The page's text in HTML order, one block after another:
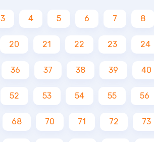
3 4 5 6 7 8
20 21 22 23 24
36 37 38 39 40
52 53 54 55 56
68 70 71 72 73